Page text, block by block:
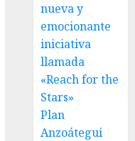
nueva y
emocionante
iniciativa
llamada
«Reach for the
Stars»
Plan
Anzoátegui